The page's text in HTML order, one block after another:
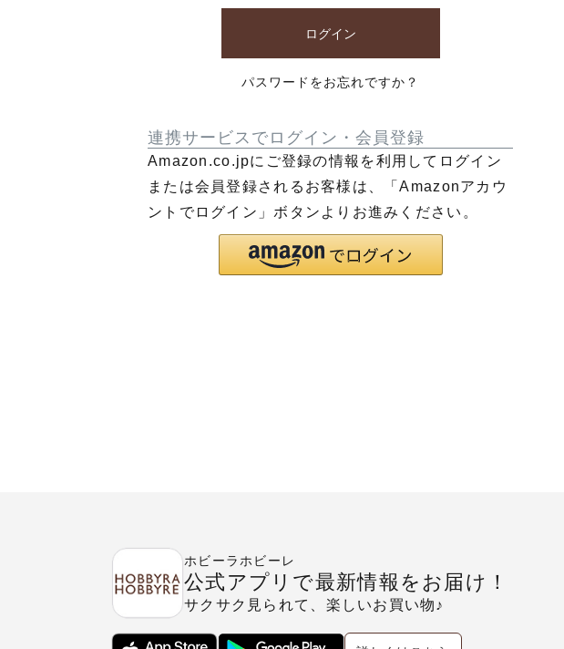
ログイン
パスワードをお忘れですか？
連携サービスでログイン・会員登録
Amazon.co.jpにご登録の情報を利用してログイン
または会員登録されるお客様は、「Amazonアカウ
ントでログイン」ボタンよりお進みください。
ホビーラホビーレ
公式アプリで最新情報をお届け！
サクサク見られて、楽しいお買い物♪